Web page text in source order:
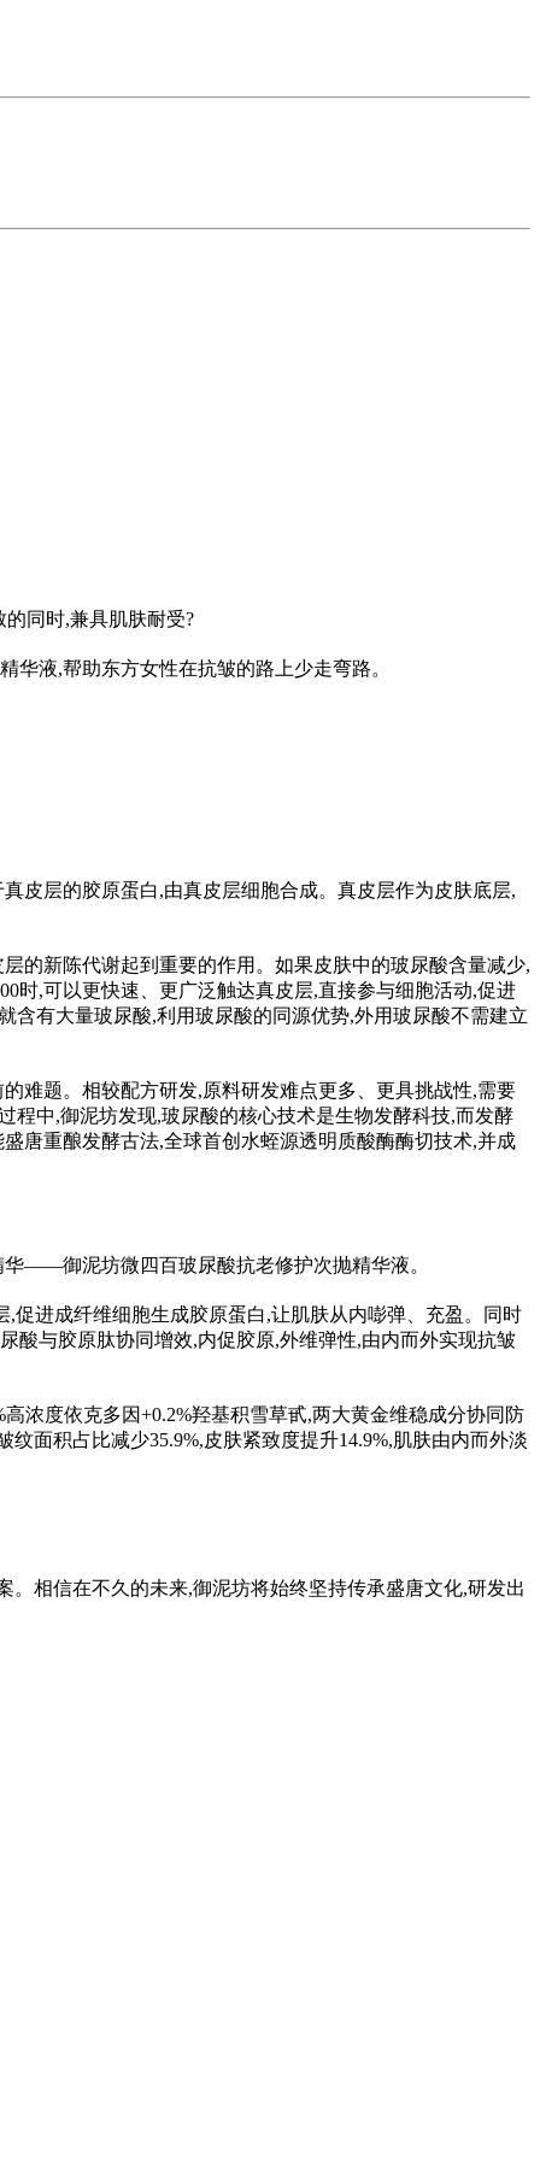
同时,兼具肌肤耐受?
华液,帮助东方女性在抗皱的路上少走弯路。
皮层的胶原蛋白,由真皮层细胞合成。真皮层作为皮肤底层,
的新陈代谢起到重要的作用。如果皮肤中的玻尿酸含量减少,
时,可以更快速、更广泛触达真皮层,直接参与细胞活动,促进
有大量玻尿酸,利用玻尿酸的同源优势,外用玻尿酸不需建立
难题。相较配方研发,原料研发难点更多、更具挑战性,需要
程中,御泥坊发现,玻尿酸的核心技术是生物发酵科技,而发酵
唐重酿发酵古法,全球首创水蛭源透明质酸酶酶切技术,并成
——御泥坊微四百玻尿酸抗老修护次抛精华液。
促进成纤维细胞生成胶原蛋白,让肌肤从内嘭弹、充盈。同时
酸与胶原肽协同增效,内促胶原,外维弹性,由内而外实现抗皱
浓度依克多因+0.2%羟基积雪草甙,两大黄金维稳成分协同防
面积占比减少35.9%,皮肤紧致度提升14.9%,肌肤由内而外淡
。相信在不久的未来,御泥坊将始终坚持传承盛唐文化,研发出